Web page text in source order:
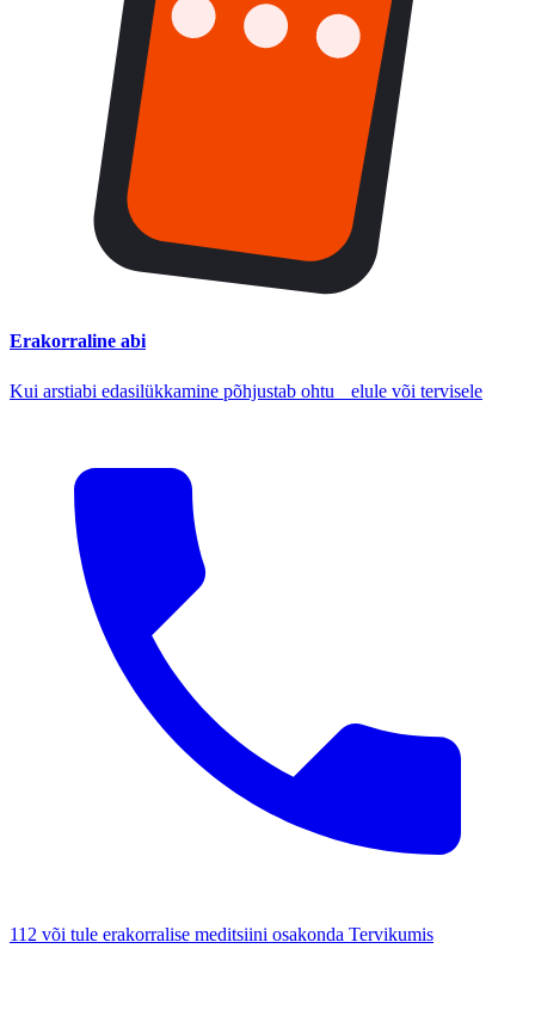
Erakorraline abi
Kui arstiabi edasilükkamine põhjustab ohtu elule või tervisele
112 või tule erakorralise meditsiini osakonda Tervikumis